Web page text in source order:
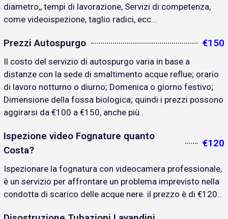
diametro,, tempi di lavorazione, Servizi di competenza,
come videoispezione, taglio radici, ecc...
Prezzi Autospurgo €150
Il costo del servizio di autospurgo varia in base a
distanze con la sede di smaltimento acque reflue; orario
di lavoro notturno o diurno; Domenica o giorno festivo;
Dimensione della fossa biologica; quindi i prezzi possono
aggirarsi da €100 a €150, anche più..
Ispezione video Fognature quanto
Costa?
€120
Ispezionare la fognatura con videocamera professionale,
è un servizio per affrontare un problema imprevisto nella
condotta di scarico delle acque nere. il prezzo è di €120..